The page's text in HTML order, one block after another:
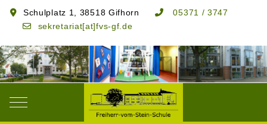
Schulplatz 1, 38518 Gifhorn
05371 / 3747
sekretariat[at]fvs-gf.de
Mobile Menu Toggle